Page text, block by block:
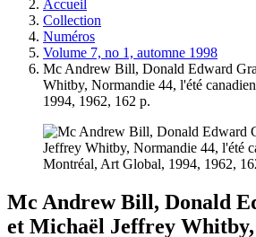
Accueil
Collection
Numéros
Volume 7, no 1, automne 1998
Mc Andrew Bill, Donald Edward
Whitby, Normandie 44, l'été
1994, 1962, 162 p.
Mc Andrew Bill, Donald
et Michaël Jeffrey